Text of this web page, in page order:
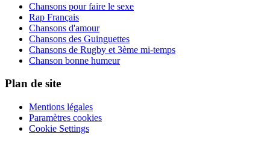
Chansons pour faire le sexe
Rap Français
Chansons d'amour
Chansons des Guinguettes
Chansons de Rugby et 3ème mi-temps
Chanson bonne humeur
Plan de site
Mentions légales
Paramètres cookies
Cookie Settings